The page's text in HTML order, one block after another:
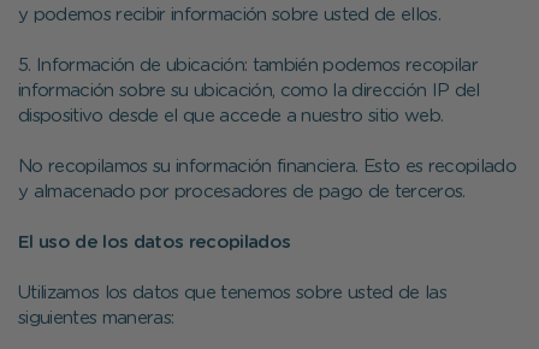
y podemos recibir información sobre usted de ellos.
5. Información de ubicación: también podemos recopilar
información sobre su ubicación, como la dirección IP del
dispositivo desde el que accede a nuestro sitio web.
No recopilamos su información financiera. Esto es recopilado
y almacenado por procesadores de pago de terceros.
El uso de los datos recopilados
Utilizamos los datos que tenemos sobre usted de las
siguientes maneras: